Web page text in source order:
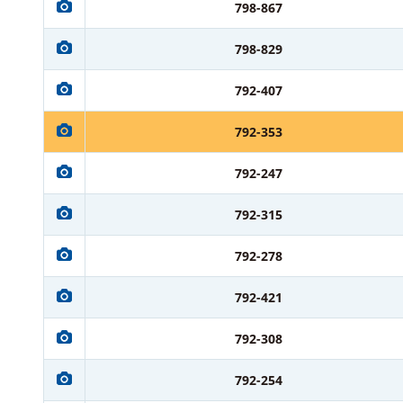
798-867
798-829
792-407
792-353
792-247
792-315
792-278
792-421
792-308
792-254